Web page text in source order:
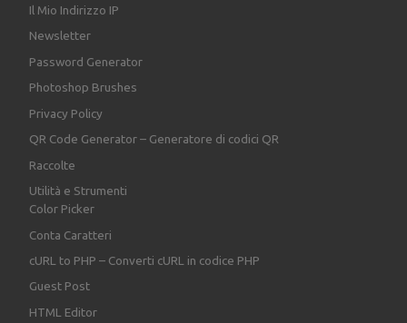
Il Mio Indirizzo IP
Newsletter
Password Generator
Photoshop Brushes
Privacy Policy
QR Code Generator – Generatore di codici QR
Raccolte
Utilità e Strumenti
Color Picker
Conta Caratteri
cURL to PHP – Converti cURL in codice PHP
Guest Post
HTML Editor